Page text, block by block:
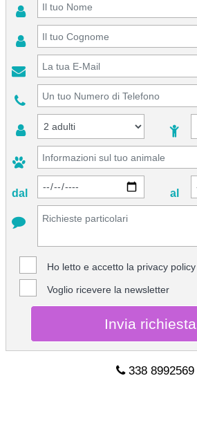
dal al
Ho letto e accetto la privacy policy
Voglio ricevere la newsletter
Invia richiesta
338 8992569